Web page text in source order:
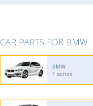
CAR PARTS FOR BMW
BMW
1 series